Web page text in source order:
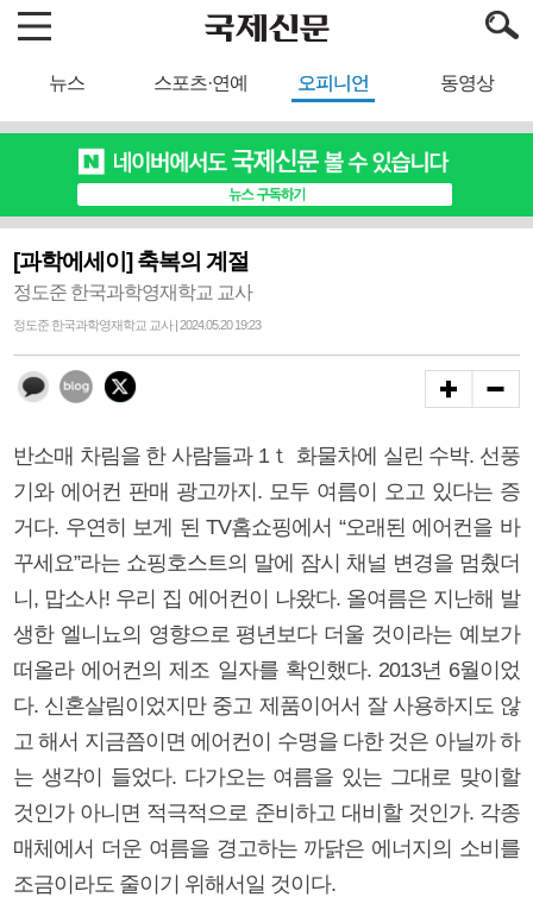
뉴스 스포츠·연예 오피니언 동영상
[과학에세이] 축복의 계절
정도준 한국과학영재학교 교사
정도준 한국과학영재학교 교사 | 2024.05.20 19:23
반소매 차림을 한 사람들과 1ｔ 화물차에 실린 수박. 선풍
기와 에어컨 판매 광고까지. 모두 여름이 오고 있다는 증
거다. 우연히 보게 된 TV홈쇼핑에서 “오래된 에어컨을 바
꾸세요”라는 쇼핑호스트의 말에 잠시 채널 변경을 멈췄더
니, 맙소사! 우리 집 에어컨이 나왔다. 올여름은 지난해 발
생한 엘니뇨의 영향으로 평년보다 더울 것이라는 예보가
떠올라 에어컨의 제조 일자를 확인했다. 2013년 6월이었
다. 신혼살림이었지만 중고 제품이어서 잘 사용하지도 않
고 해서 지금쯤이면 에어컨이 수명을 다한 것은 아닐까 하
는 생각이 들었다. 다가오는 여름을 있는 그대로 맞이할
것인가 아니면 적극적으로 준비하고 대비할 것인가. 각종
매체에서 더운 여름을 경고하는 까닭은 에너지의 소비를
조금이라도 줄이기 위해서일 것이다.